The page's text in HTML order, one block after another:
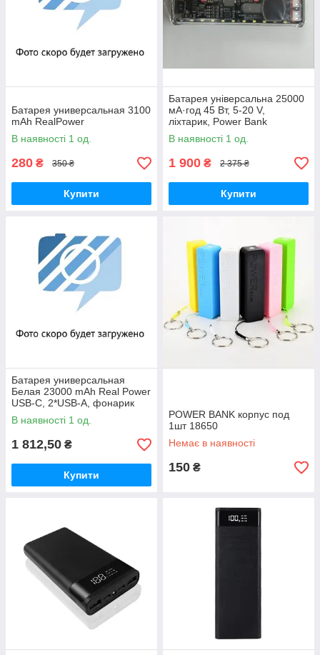
Батарея универсальная 3100
mAh RealPower
В наявності 1 од.
280 ₴ 350 ₴
Купити
Батарея універсальна 25000
мА·год 45 Вт, 5-20 V,
ліхтарик, Power Bank
notebook
В наявності 1 од.
1 900 ₴ 2 375 ₴
Купити
Батарея универсальная
Белая 23000 mAh Real Power
USB-C, 2*USB-A, фонарик
Power Bank
В наявності 1 од.
1 812,50 ₴
Купити
POWER BANK корпус под
1шт 18650
Немає в наявності
150 ₴